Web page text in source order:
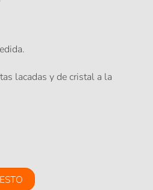
lacadas y de cristal a la